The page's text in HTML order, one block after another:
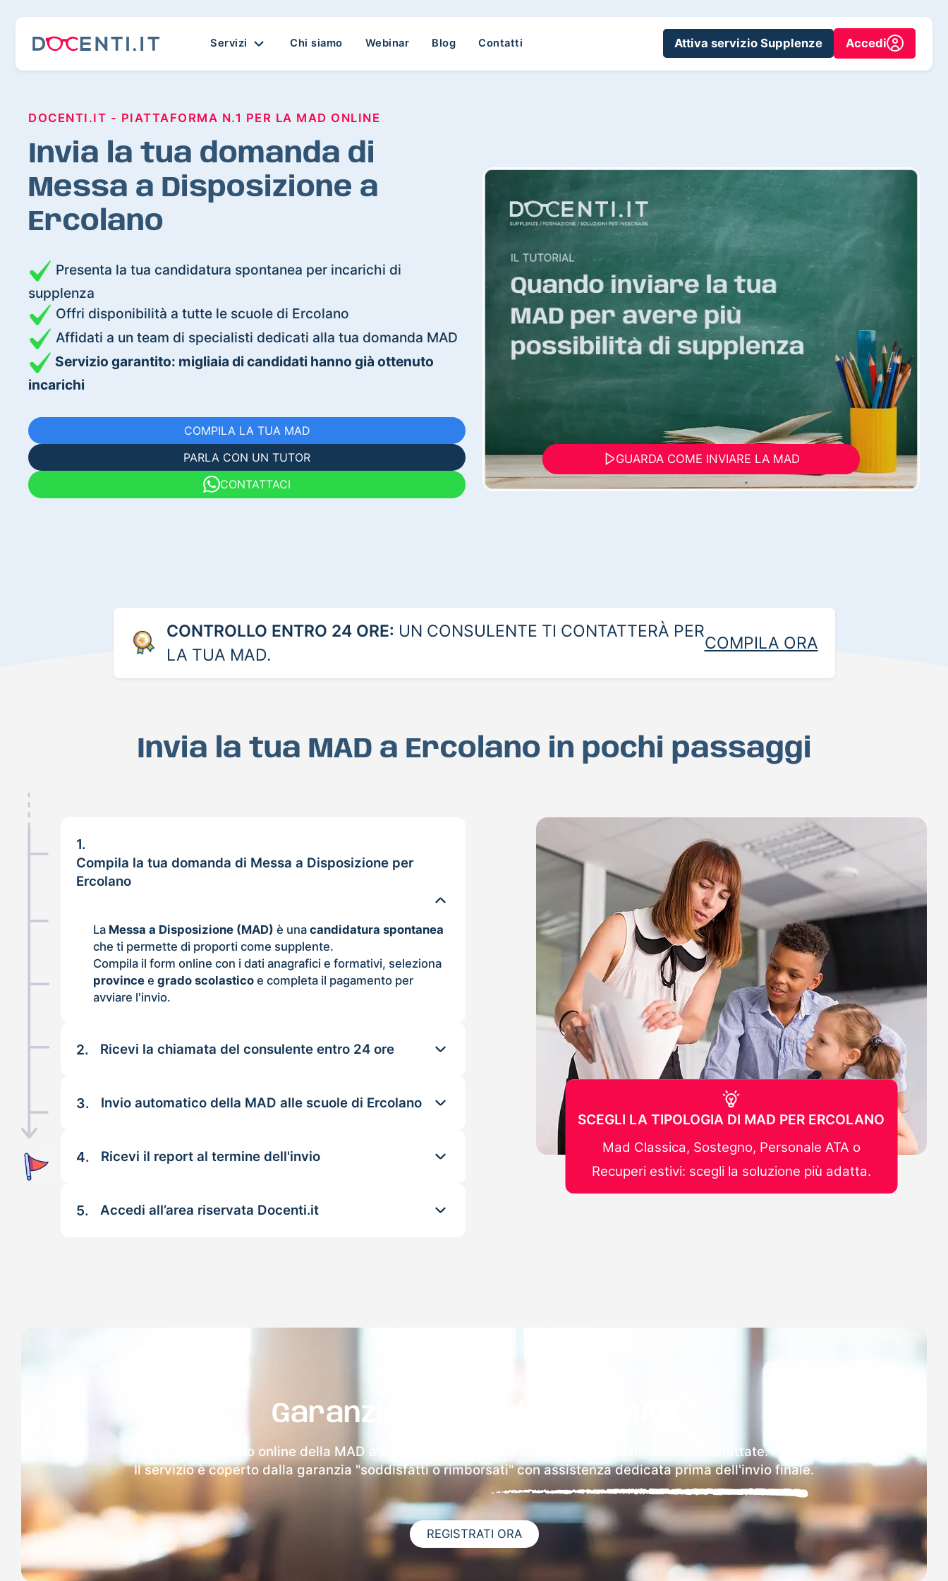
Servizi Chi siamo Webinar Blog Contatti Attiva servizio Supplenze Accedi
DOCENTI.IT - PIATTAFORMA N.1 PER LA MAD ONLINE
Invia la tua domanda di
Messa a Disposizione a
Ercolano
Presenta la tua candidatura spontanea per incarichi di
supplenza
Offri disponibilità a tutte le scuole di Ercolano
Affidati a un team di specialisti dedicati alla tua domanda MAD
Servizio garantito: migliaia di candidati hanno già ottenuto
incarichi
COMPILA LA TUA MAD
PARLA CON UN TUTOR
CONTATTACI
GUARDA COME INVIARE LA MAD
CONTROLLO ENTRO 24 ORE: UN CONSULENTE TI CONTATTERÀ PER
LA TUA MAD.
COMPILA ORA
Invia la tua MAD a Ercolano in pochi passaggi
1.
Compila la tua domanda di Messa a Disposizione per
Ercolano
La Messa a Disposizione (MAD) è unacandidatura spontanea
che ti permette di proporti come supplente.
Compila il form online con i dati anagrafici e formativi, seleziona
province egrado scolastico e completa il pagamento per
avviare l'invio.
2. Ricevi la chiamata del consulente entro 24 ore
3. Invio automatico della MAD alle scuole di Ercolano
4. Ricevi il report al termine dell'invio
5. Accedi all’area riservata Docenti.it
SCEGLI LA TIPOLOGIA DI MAD PER ERCOLANO
Mad Classica, Sostegno, Personale ATA o
Recuperi estivi: scegli la soluzione più adatta.
Garanzia 100% sulla tua MAD
Dopo l'invio online della MAD a Ercolano riceverai via email i dettagli delle scuole contattate.
Il servizio è coperto dalla garanzia "soddisfatti o rimborsati" con assistenza dedicata prima dell'invio finale.
REGISTRATI ORA